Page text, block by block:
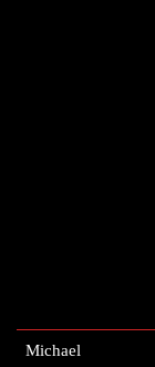
Michael